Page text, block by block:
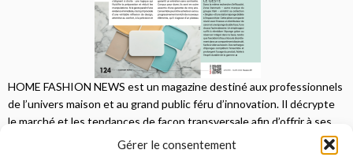
Gérer le consentement
HOME FASHION NEWS est un magazine destiné aux professionnels
de l’univers maison et au grand public féru d’innovation. Il décrypte
le marché et les tendances de façon transversale afin d’offrir à ses
lecteurs une vision complète.